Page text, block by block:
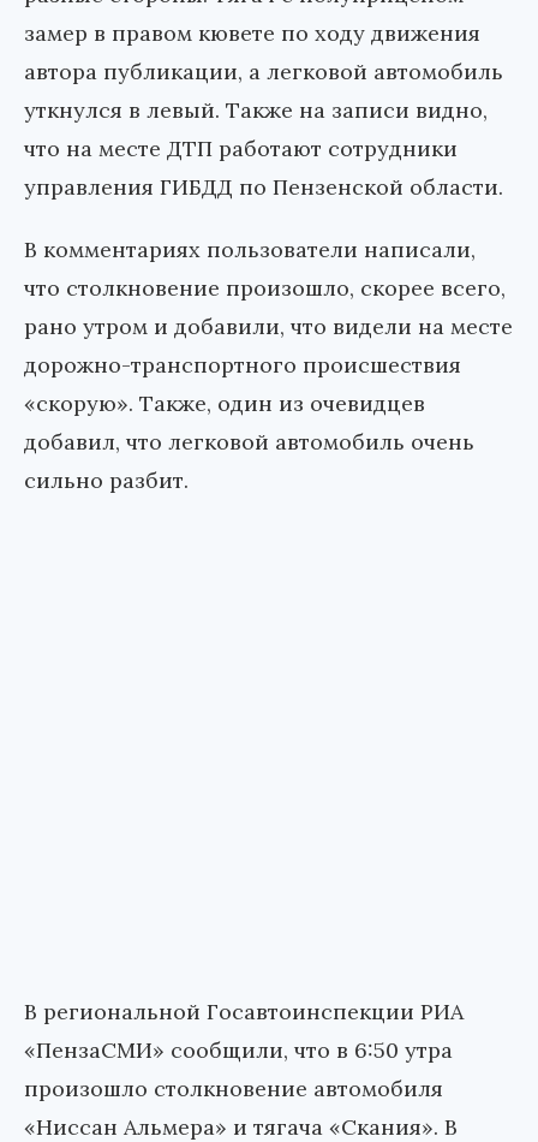
замер в правом кювете по ходу движения
автора публикации, а легковой автомобиль
уткнулся в левый. Также на записи видно,
что на месте ДТП работают сотрудники
управления ГИБДД по Пензенской области.
В комментариях пользователи написали,
что столкновение произошло, скорее всего,
рано утром и добавили, что видели на месте
дорожно-транспортного происшествия
«скорую». Также, один из очевидцев
добавил, что легковой автомобиль очень
сильно разбит.
В региональной Госавтоинспекции РИА
«ПензаСМИ» сообщили, что в 6:50 утра
произошло столкновение автомобиля
«Ниссан Альмера» и тягача «Скания». В